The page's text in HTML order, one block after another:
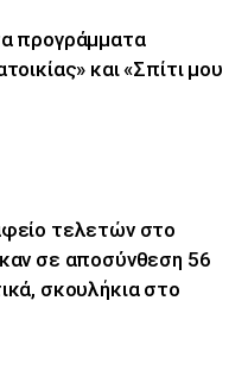
προγράμματα
και «Σπίτι μου
τελετών στο
σε αποσύνθεση 56
σκουλήκια στο